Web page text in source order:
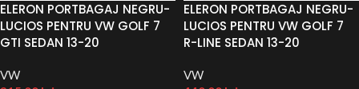
ELERON PORTBAGAJ NEGRU-
LUCIOS PENTRU VW GOLF 7
GTI SEDAN 13-20
VW
ELERON PORTBAGAJ NEGRU-
LUCIOS PENTRU VW GOLF 7
R-LINE SEDAN 13-20
VW